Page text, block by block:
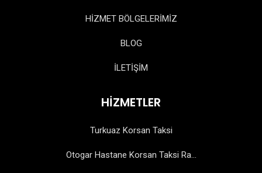
HİZMET BÖLGELERİMİZ
BLOG
İLETİŞİM
HİZMETLER
Turkuaz Korsan Taksi
Otogar Hastane Korsan Taksi Ra...